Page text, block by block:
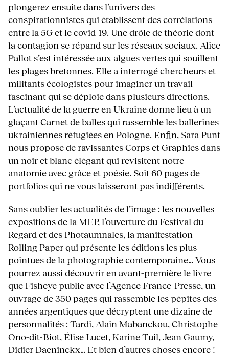
plongerez ensuite dans l’univers des
conspirationnistes qui établissent des corrélations
entre la 5G et le covid-19. Une drôle de théorie dont
la contagion se répand sur les réseaux sociaux. Alice
Pallot s’est intéressée aux algues vertes qui souillent
les plages bretonnes. Elle a interrogé chercheurs et
militants écologistes pour imaginer un travail
fascinant qui se déploie dans plusieurs directions.
L’actualité de la guerre en Ukraine donne lieu à un
glaçant Carnet de balles qui rassemble les ballerines
ukrainiennes réfugiées en Pologne. Enfin, Sara Punt
nous propose de ravissantes Corps et Graphies dans
un noir et blanc élégant qui revisitent notre
anatomie avec grâce et poésie. Soit 60 pages de
portfolios qui ne vous laisseront pas indifférents.
Sans oublier les actualités de l’image : les nouvelles
expositions de la MEP, l’ouverture du Festival du
Regard et des Photaumnales, la manifestation
Rolling Paper qui présente les éditions les plus
pointues de la photographie contemporaine… Vous
pourrez aussi découvrir en avant-première le livre
que Fisheye publie avec l’Agence France-Presse, un
ouvrage de 350 pages qui rassemble les pépites des
années argentiques que décryptent une dizaine de
personnalités : Tardi, Alain Mabanckou, Christophe
Ono-dit-Biot, Élise Lucet, Karine Tuil, Jean Gaumy,
Didier Daeninckx… Et bien d’autres choses encore !